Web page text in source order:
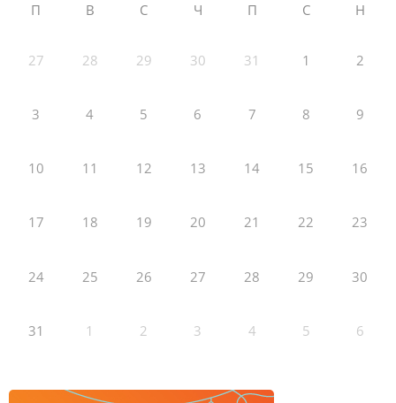
П В С Ч П С Н
27 28 29 30 31 1 2
3 4 5 6 7 8 9
10 11 12 13 14 15 16
17 18 19 20 21 22 23
24 25 26 27 28 29 30
31 1 2 3 4 5 6